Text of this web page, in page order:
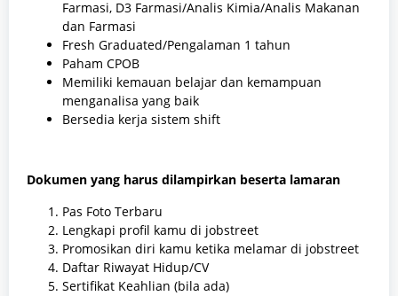
Farmasi, D3 Farmasi/Analis Kimia/Analis Makanan
dan Farmasi
Fresh Graduated/Pengalaman 1 tahun
Paham CPOB
Memiliki kemauan belajar dan kemampuan
menganalisa yang baik
Bersedia kerja sistem shift
Dokumen yang harus dilampirkan beserta lamaran
Pas Foto Terbaru
Lengkapi profil kamu di jobstreet
Promosikan diri kamu ketika melamar di jobstreet
Daftar Riwayat Hidup/CV
Sertifikat Keahlian (bila ada)